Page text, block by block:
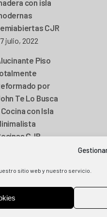
sitio web y nuestro servicio.
con isla
CJR
julio, 2022
Piso
por
Te Lo Busca
con Isla
CJR